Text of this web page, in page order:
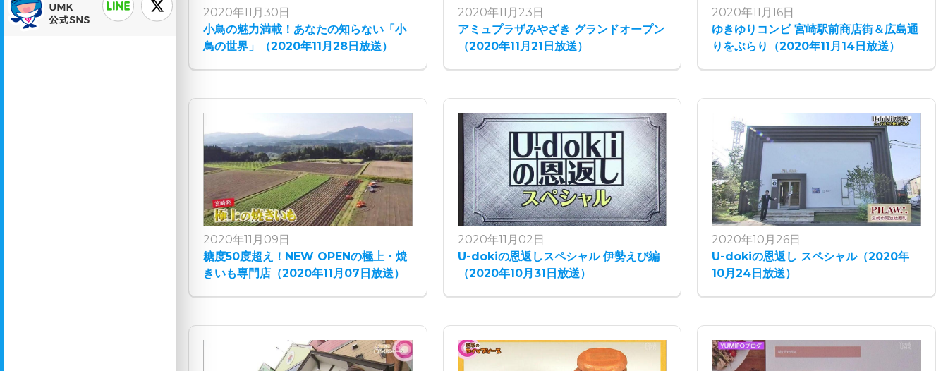
2020年11月30日
小鳥の魅力満載！あなたの知らない「小
鳥の世界」（2020年11月28日放送）
2020年11月23日
アミュプラザみやざき グランドオープン
（2020年11月21日放送）
2020年11月16日
ゆきゆりコンビ 宮崎駅前商店街＆広島通
りをぶらり（2020年11月14日放送）
2020年11月09日
糖度50度超え！NEW OPENの極上・焼
きいも専門店（2020年11月07日放送）
2020年11月02日
U-dokiの恩返しスペシャル 伊勢えび編
（2020年10月31日放送）
2020年10月26日
U-dokiの恩返し スペシャル（2020年
10月24日放送）